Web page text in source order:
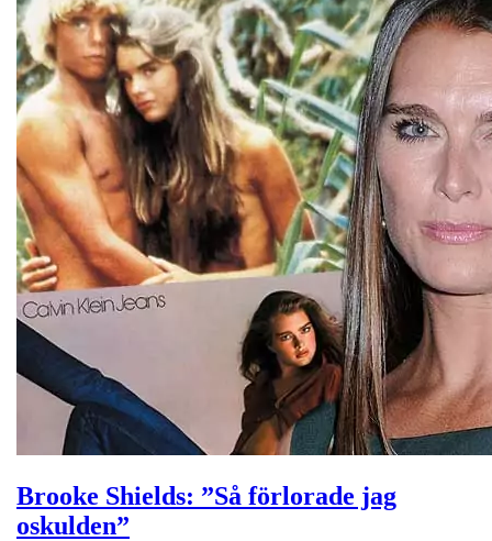
Brooke Shields: ”Så förlorade jag
oskulden”